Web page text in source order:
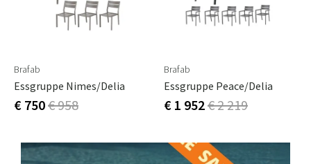
Brafab
Essgruppe Nimes/Delia
€ 750€ 958
Brafab
Essgruppe Peace/Delia
€ 1 952€ 2 219